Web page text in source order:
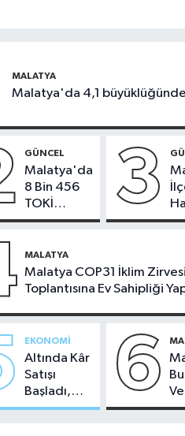
MALATYA
Malatya'da 4,1
GÜNCEL
Malatya'da
8 Bin 456
TOKİ
Konutunun
Bugün
Çekiliyor
3
MALATYA
Malatya COP31 İklim Zirvesi
Toplantısına Ev Sahipliği
EKONOMI
Altında Kâr
Satışı
Başladı,
Malatya'da
6